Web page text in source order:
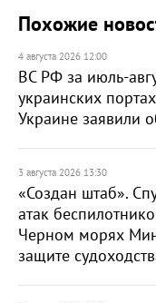
Похожие
4 августа 2026 12:00
ВС РФ за июль-
украинских
Украине заявили
3 августа 2026 13:30
«Создан штаб».
атак
Черном морях
защите